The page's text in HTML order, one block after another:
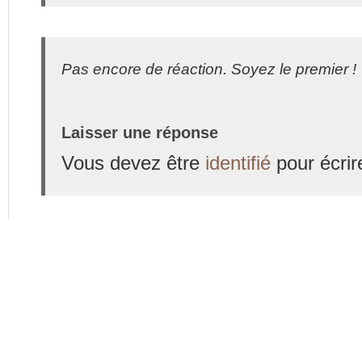
Pas encore de réaction. Soyez le premier !
Laisser une réponse
Vous devez être identifié pour